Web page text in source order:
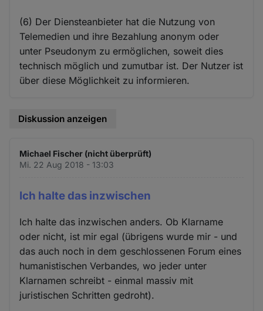
(6) Der Diensteanbieter hat die Nutzung von
Telemedien und ihre Bezahlung anonym oder
unter Pseudonym zu ermöglichen, soweit dies
technisch möglich und zumutbar ist. Der Nutzer ist
über diese Möglichkeit zu informieren.
Diskussion anzeigen
Michael Fischer (nicht überprüft)
Mi. 22 Aug 2018 - 13:03
Ich halte das inzwischen
Ich halte das inzwischen anders. Ob Klarname
oder nicht, ist mir egal (übrigens wurde mir - und
das auch noch in dem geschlossenen Forum eines
humanistischen Verbandes, wo jeder unter
Klarnamen schreibt - einmal massiv mit
juristischen Schritten gedroht).